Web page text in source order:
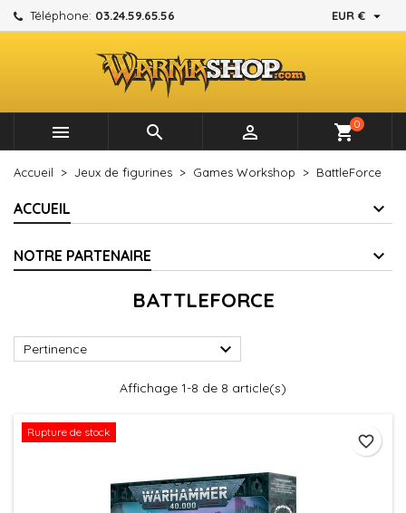
Téléphone: 03.24.59.65.56 EUR € 
   shopping_cart0
Accueil Jeux de figurines Games Workshop BattleForce
ACCUEIL
NOTRE PARTENAIRE
BATTLEFORCE
Pertinence 
Affichage 1-8 de 8 article(s)
Rupture de stock
favorite_border
Mes listes d'envies ×
Créer une nouvelle liste
((modalTitle)) ×
((confirmMessage))
((cancelText)) ((modalDeleteText))
Créer une liste d'envies ×
Nom de la liste d'envies
Annuler Créer une liste d'envies
Connexion ×
Vous devez être connecté pour ajouter des produits à
votre liste d'envies.